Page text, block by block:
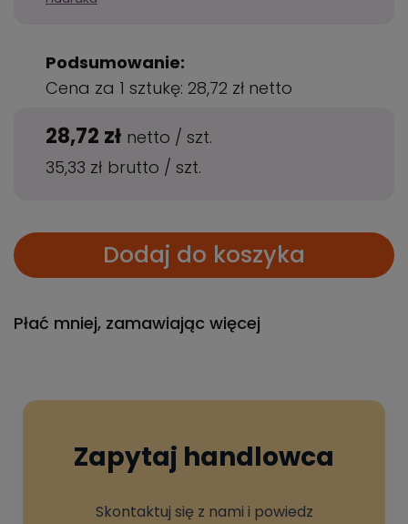
Podsumowanie:
Cena za 1 sztukę: 28,72 zł netto
28,72 zł netto / szt.
35,33 zł brutto / szt.
Dodaj do koszyka
Płać mniej, zamawiając więcej
Zapytaj handlowca
Skontaktuj się z nami i powiedz